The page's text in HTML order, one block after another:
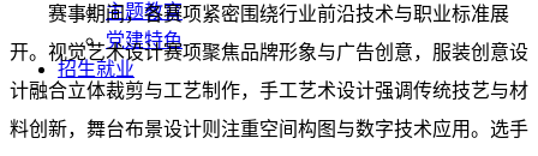
主题教育
党建特色
招生就业
赛事期间，各赛项紧密围绕行业前沿技术与职业标准展
开。视觉艺术设计赛项聚焦品牌形象与广告创意，服装创意设
计融合立体裁剪与工艺制作，手工艺术设计强调传统技艺与材
料创新，舞台布景设计则注重空间构图与数字技术应用。选手